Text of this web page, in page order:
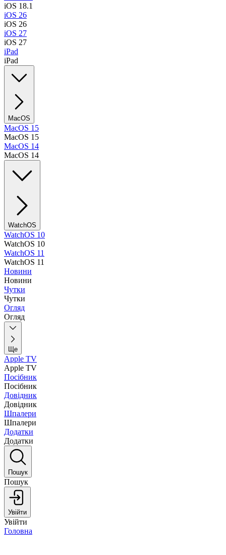
iOS 18.1
iOS 26
iOS 26
iOS 27
iOS 27
iPad
iPad
MacOS
MacOS 15
MacOS 15
MacOS 14
MacOS 14
WatchOS
WatchOS 10
WatchOS 10
WatchOS 11
WatchOS 11
Новини
Новини
Чутки
Чутки
Огляд
Огляд
Ще
Apple TV
Apple TV
Посібник
Посібник
Довідник
Довідник
Шпалери
Шпалери
Додатки
Додатки
Пошук
Пошук
Увійти
Увійти
Головна